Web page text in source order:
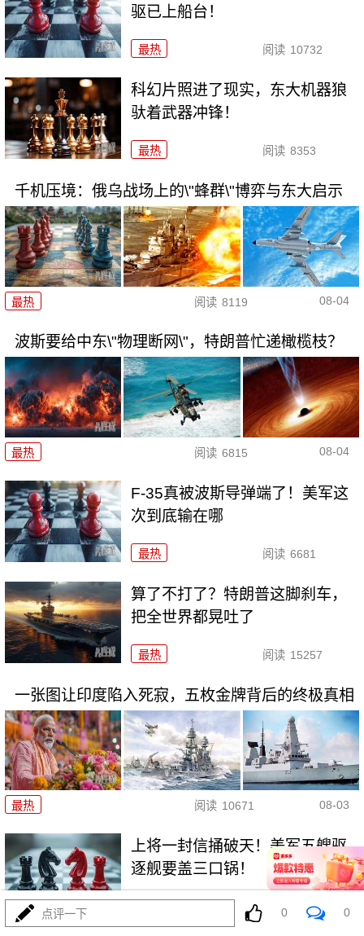
驱已上船台！
最热 阅读 10732
科幻片照进了现实，东大机器狼
驮着武器冲锋！
最热 阅读 8353
千机压境：俄乌战场上的\"蜂群\"博弈与东大启示
最热 阅读 8119 08-04
波斯要给中东\"物理断网\"，特朗普忙递橄榄枝？
最热 阅读 6815 08-04
F-35真被波斯导弹端了！美军这
次到底输在哪
最热 阅读 6681
算了不打了？特朗普这脚刹车，
把全世界都晃吐了
最热 阅读 15257
一张图让印度陷入死寂，五枚金牌背后的终极真相
最热 阅读 10671 08-03
上将一封信捅破天！美军五艘驱
逐舰要盖三口锅！
阅读 7255
点评一下 0 0